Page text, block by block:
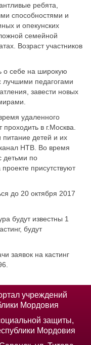
ребята,
способностями и
и опекунских
семейной
Возраст участников
о себе на широкую
лучшими педагогами
завести новых
удаленного
в г.Москва.
детей и их
НТВ. Во время
детьми по
присутствуют
до 20 октября 2017
будут известны 1
будут
заявок на кастинг
учреждений
Мордовия
защиты,
Мордовия